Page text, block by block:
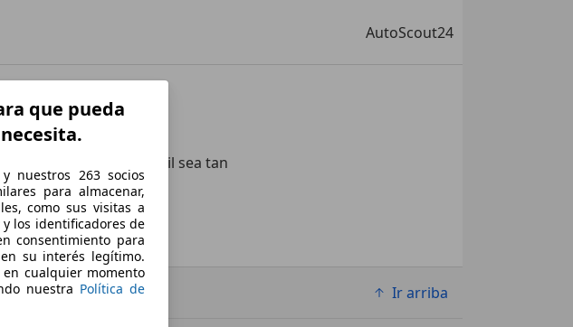
AutoScout24
adquirir un automóvil sea tan
Ir arriba
que pueda
nuestros 263 socios
para almacenar,
como sus visitas a
los identificadores de
consentimiento para
su interés legítimo.
cualquier momento
nuestra Política de